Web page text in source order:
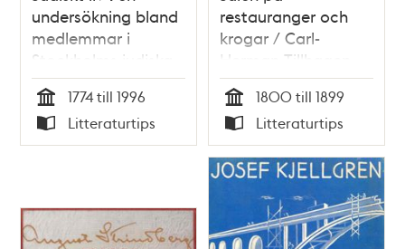
undersökning bland
medlemmar i
Stockholms judiska
församling / David
Fischer
Tid
1774 till 1996
Typ
Litteraturtips
restauranger och
krogar / Carl-
Herman Tillhagen
Tid
1800 till 1899
Typ
Litteraturtips